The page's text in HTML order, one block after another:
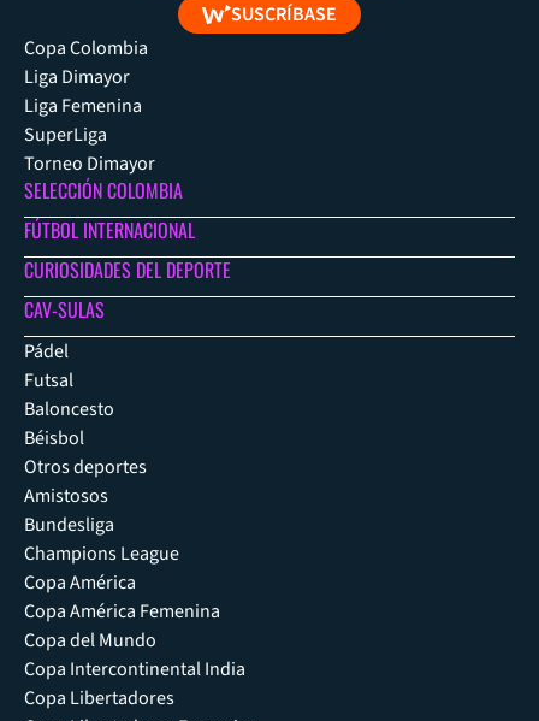
SUSCRÍBASE
Copa Colombia
Liga Dimayor
Liga Femenina
SuperLiga
Torneo Dimayor
SELECCIÓN COLOMBIA
FÚTBOL INTERNACIONAL
CURIOSIDADES DEL DEPORTE
CAV-SULAS
Pádel
Futsal
Baloncesto
Béisbol
Otros deportes
Amistosos
Bundesliga
Champions League
Copa América
Copa América Femenina
Copa del Mundo
Copa Intercontinental India
Copa Libertadores